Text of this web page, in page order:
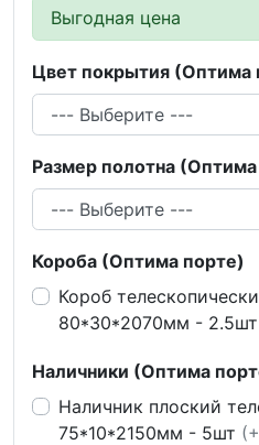
Выгодная цена
Цвет покрытия (Оптима
Размер полотна
Короба (Оптима порте)
Короб
80*30*2070мм - 2.5шт
Наличники (Оптима
Наличник плоский
75*10*2150мм - 5шт